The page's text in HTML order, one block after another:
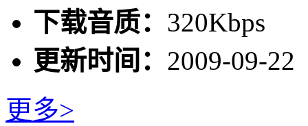
下载音质： 320Kbps
更新时间： 2009-09-22
更多>